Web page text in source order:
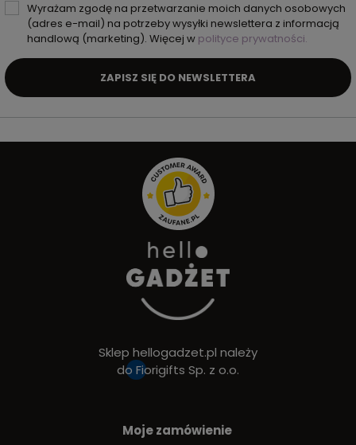
Wyrażam zgodę na przetwarzanie moich danych osobowych
(adres e-mail) na potrzeby wysyłki newslettera z informacją
handlową (marketing). Więcej w polityce prywatności.
ZAPISZ SIĘ DO NEWSLETTERA
Sklep hellogadzet.pl należy
do Fiorigifts Sp. z o.o.
Moje zamówienie